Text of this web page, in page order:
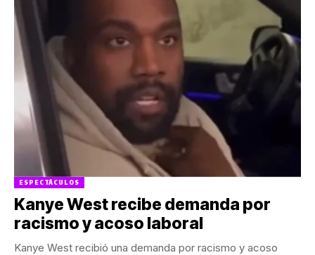
ESPECTÁCULOS
Kanye West recibe demanda por
racismo y acoso laboral
Kanye West recibió una demanda por racismo y acoso